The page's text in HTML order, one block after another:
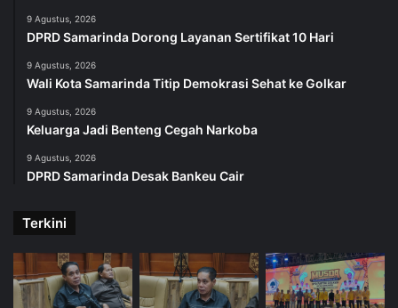
9 Agustus, 2026
DPRD Samarinda Dorong Layanan Sertifikat 10 Hari
9 Agustus, 2026
Wali Kota Samarinda Titip Demokrasi Sehat ke Golkar
9 Agustus, 2026
Keluarga Jadi Benteng Cegah Narkoba
9 Agustus, 2026
DPRD Samarinda Desak Bankeu Cair
Terkini